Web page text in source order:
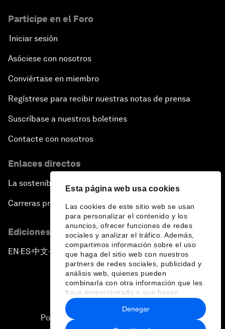
Esta página web usa cookies
Las cookies de este sitio web se usan
para personalizar el contenido y los
anuncios, ofrecer funciones de redes
sociales y analizar el tráfico. Además,
compartimos información sobre el uso
que haga del sitio web con nuestros
partners de redes sociales, publicidad y
análisis web, quienes pueden
combinarla con otra información que les
haya proporcionado o que hayan
recopilado a partir del uso que haya
hecho de sus servicios.
Denegar
Participe en el Foro
Iniciar sesión
Asóciese con nosotros
Conviértase en miembro
Regístrese para recibir nuestras notas de prensa
Suscríbase a nuestros boletines
Contacte con nosotros
Enlaces directos
La sostenibilidad en el Foro
Carreras profesionales
Ediciones en otros idiomas
EN ▪ ES▪中文▪ 日本語
Política de privacidad y normas de uso